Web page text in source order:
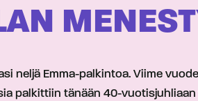
neljä Emma-palkintoa. Viime
palkittiin tänään 40-vuotisjuhliaan